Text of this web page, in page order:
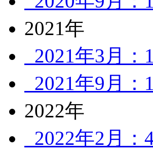
2021年
2021年3月：
2021年9月：
2022年
2022年2月：